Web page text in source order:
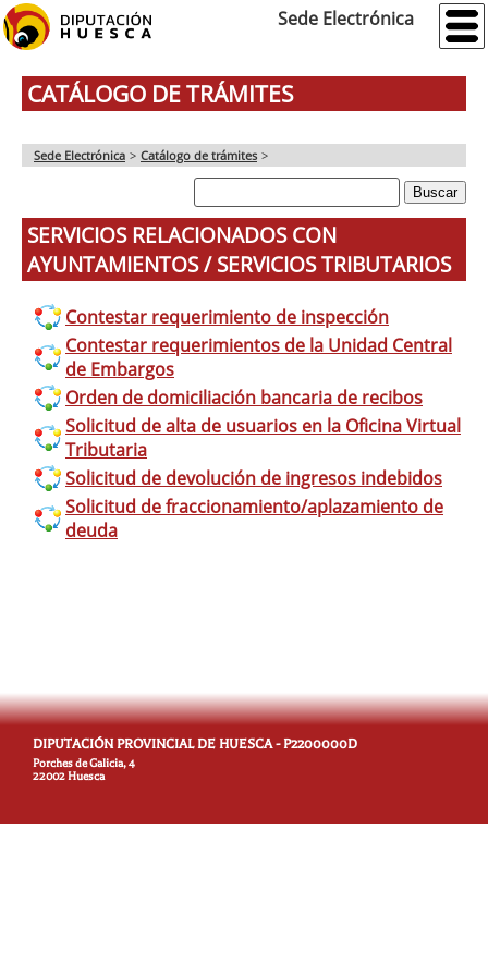
Sede Electrónica
CATÁLOGO DE TRÁMITES
Sede Electrónica > Catálogo de trámites >
SERVICIOS RELACIONADOS CON
AYUNTAMIENTOS / SERVICIOS TRIBUTARIOS
Contestar requerimiento de inspección
Contestar requerimientos de la Unidad Central
de Embargos
Orden de domiciliación bancaria de recibos
Solicitud de alta de usuarios en la Oficina Virtual
Tributaria
Solicitud de devolución de ingresos indebidos
Solicitud de fraccionamiento/aplazamiento de
deuda
DIPUTACIÓN PROVINCIAL DE HUESCA - P2200000D
Porches de Galicia, 4
22002 Huesca